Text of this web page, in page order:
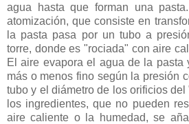
agua hasta que forman una
atomización, que consiste en
la pasta pasa por un tubo a
torre, donde es "rociada" con aire
El aire evapora el agua de la pasta
más o menos fino según la presión
tubo y el diámetro de los orificios
los ingredientes, que no pueden
aire caliente o la humedad, se